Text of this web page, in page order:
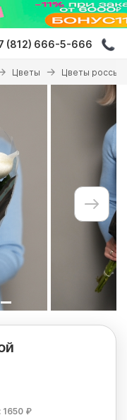
(812) 666-5-666
Цветы Цветы
1650 ₽